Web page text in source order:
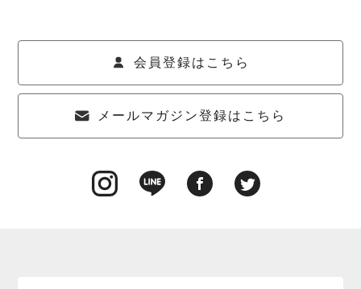
会員登録はこちら
メールマガジン登録はこちら